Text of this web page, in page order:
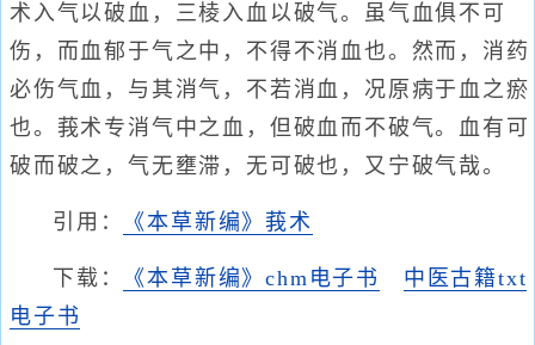
术入气以破血，三棱入血以破气。虽气血俱不可
伤，而血郁于气之中，不得不消血也。然而，消药
必伤气血，与其消气，不若消血，况原病于血之瘀
也。莪术专消气中之血，但破血而不破气。血有可
破而破之，气无壅滞，无可破也，又宁破气哉。
引用： 《本草新编》莪术
下载： 《本草新编》chm电子书
中医古籍txt
电子书